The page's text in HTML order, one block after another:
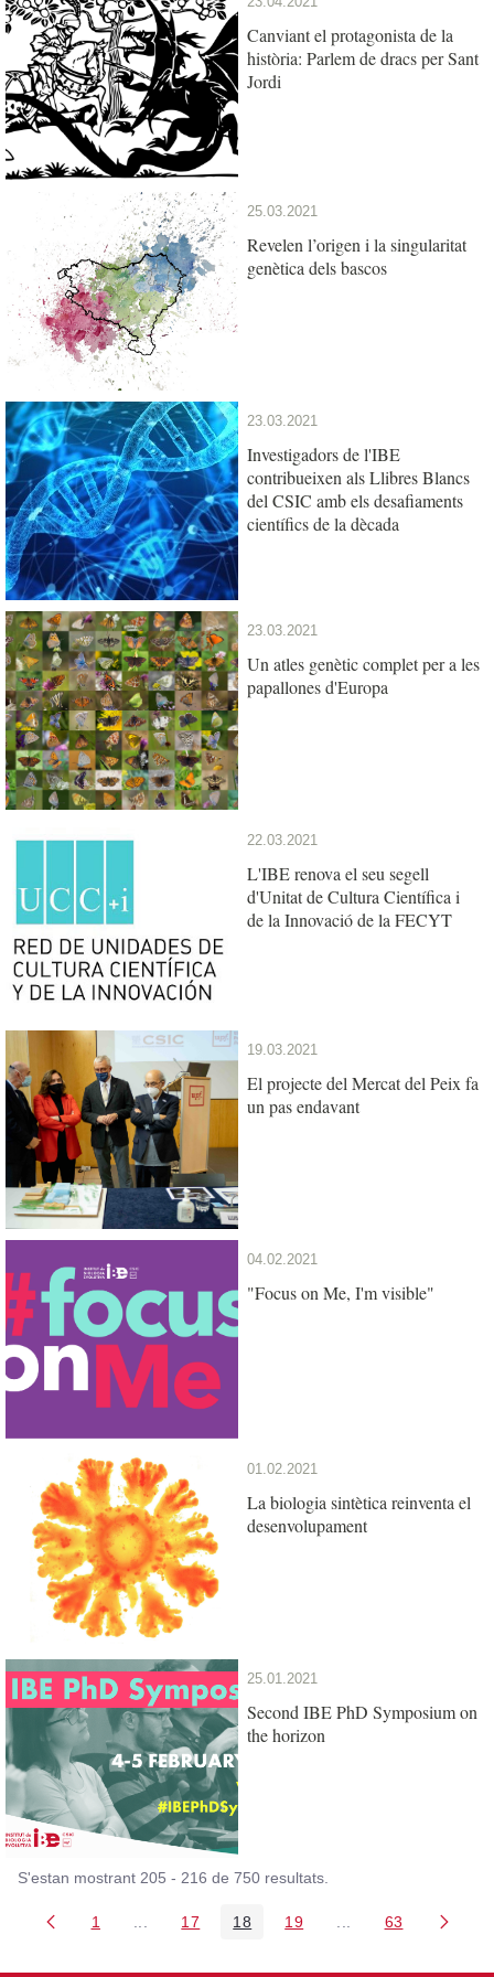
Canviant el protagonista de la
història: Parlem de dracs per Sant
Jordi
25.03.2021
Revelen l’origen i la singularitat
genètica dels bascos
23.03.2021
Investigadors de l'IBE
contribueixen als Llibres Blancs
del CSIC amb els desafiaments
científics de la dècada
23.03.2021
Un atles genètic complet per a les
papallones d'Europa
22.03.2021
L'IBE renova el seu segell
d'Unitat de Cultura Científica i
de la Innovació de la FECYT
19.03.2021
El projecte del Mercat del Peix fa
un pas endavant
04.02.2021
"Focus on Me, I'm visible"
01.02.2021
La biologia sintètica reinventa el
desenvolupament
25.01.2021
Second IBE PhD Symposium on
the horizon
S'estan mostrant 205 - 216 de 750 resultats.
Pàgina
1 Pàgines intermèdies Utilitzeu TAB per navegar.
Pàgina
17 Pàgina
18 Pàgina
19 PàginesPàgina
63